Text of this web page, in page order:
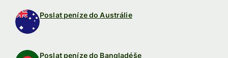
Poslat peníze do Austrálie
Poslat peníze do Bangladéše